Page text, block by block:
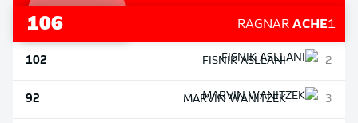
1
RAGNAR ACHE
106
2
FISNIKASLLANI
102
3
MARVINWANITZEK
92